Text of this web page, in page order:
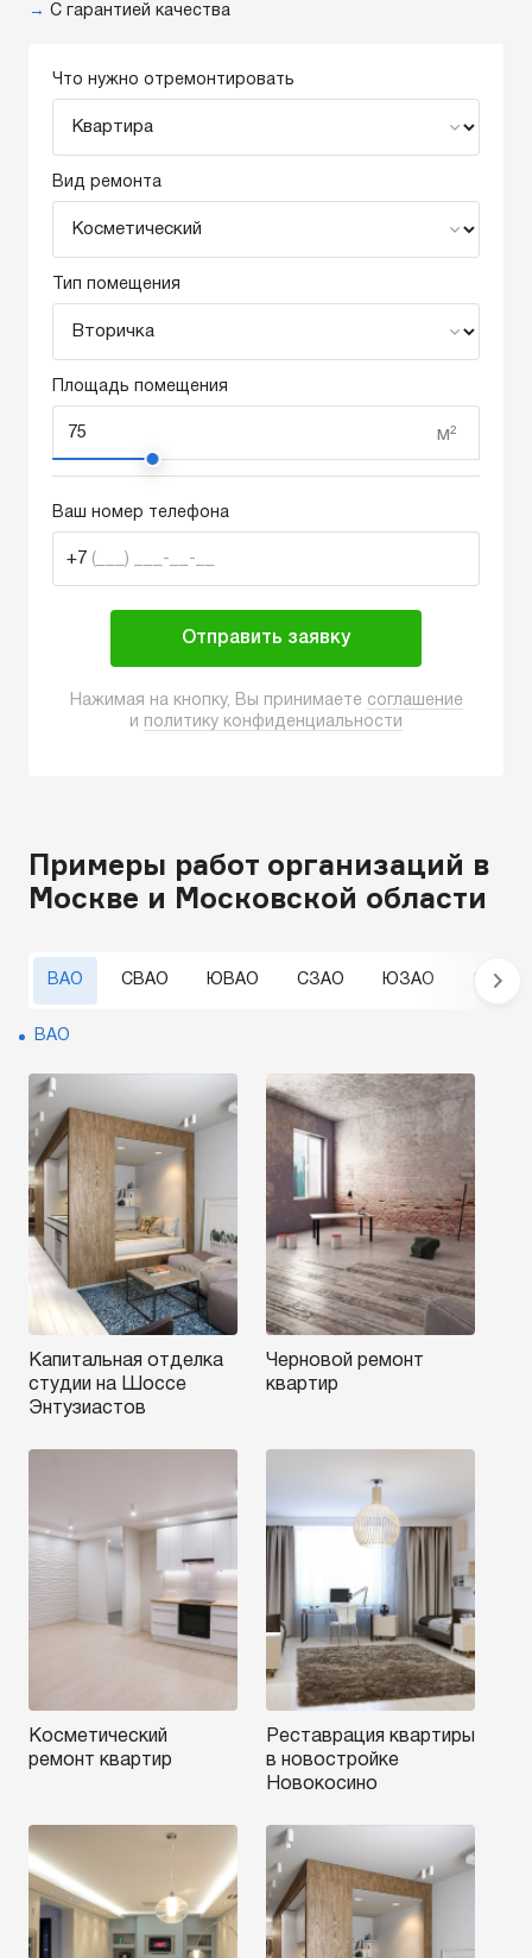
Что нужно отремонтировать
Вид ремонта
Тип помещения
Площадь помещения
м²
Ваш номер телефона
+7 (___) ___-__-__
Отправить заявку
Нажимая на кнопку, Вы принимаете соглашение
и политику конфиденциальности
→ С гарантией качества
Примеры работ организаций в
Москве и Московской области
ВАО СВАО ЮВАО СЗАО ЮЗАО ЗАО
ВАО
Капитальная отделка
студии на Шоссе
Энтузиастов
Черновой ремонт
квартир
Косметический
ремонт квартир
Реставрация квартиры
в новостройке
Новокосино